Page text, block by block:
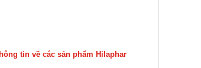
tin về các sản phẩm Hilaphar